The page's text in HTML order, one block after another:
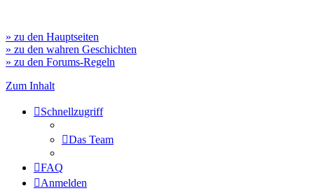
» zu den Hauptseiten
» zu den wahren Geschichten
» zu den Forums-Regeln
Zum Inhalt
Schnellzugriff
Das Team
FAQ
Anmelden